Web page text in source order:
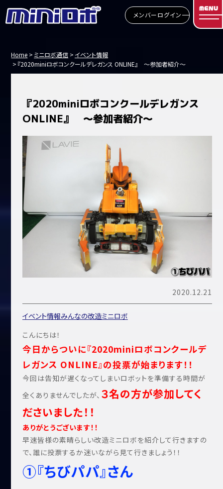
メンバーログイン
MENU
Home ミニロボ通信
イベント情報
『2020miniロボコンクールデレガンス ONLINE』 ～参加者紹介～
『2020miniロボコンクールデレガンス
ONLINE』 ～参加者紹介～
2020.12.21
イベント情報みんなの改造ミニロボ
こんにちは！
今日からついに『2020miniロボコンクールデ
レガンス ONLINE』の投票が始まります！！
今回は告知が遅くなってしまいロボットを準備する時間が
全くありませんでしたが、 ３名の方が参加してく
ださいました！！
ありがとうございます！！
早速皆様の素晴らしい改造ミニロボを紹介して行きますの
で、誰に投票するか迷いながら見て行きましょう！！
①『ちびパパ』さん